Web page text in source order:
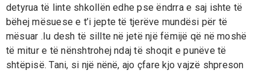
detyrua të linte shkollën edhe pse ëndrra e saj ishte të
bëhej mësuese e t’i jepte të tjerëve mundësi për të
mësuar .Iu desh të sillte në jetë një fëmijë që në moshë
të mitur e të nënshtrohej ndaj të shoqit e punëve të
shtëpisë. Tani, si një nënë, ajo çfare kjo vajzë shpreson